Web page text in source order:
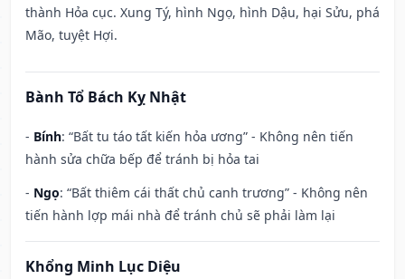
thành Hỏa cục. Xung Tý, hình Ngọ, hình Dậu, hại Sửu, phá
Mão, tuyệt Hợi.
Bành Tổ Bách Kỵ Nhật
- Bính: “Bất tu táo tất kiến hỏa ương” - Không nên tiến
hành sửa chữa bếp để tránh bị hỏa tai
- Ngọ: “Bất thiêm cái thất chủ canh trương” - Không nên
tiến hành lợp mái nhà để tránh chủ sẽ phải làm lại
Khổng Minh Lục Diệu